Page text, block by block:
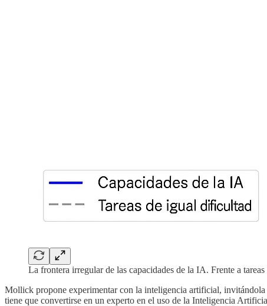
La frontera irregular de las capacidades de la IA. Frente a
Mollick propone experimentar con la inteligencia artificial, invitándola
tiene que convertirse en un experto en el uso de la Inteligencia